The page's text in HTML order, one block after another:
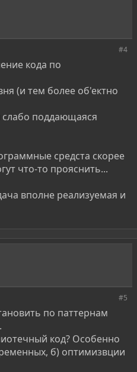
#4
кода по
(и тем более об'ектно
слабо поддающаяся
средста скорее
что-то прояснить...
вполне реализуемая и
#5
по паттернам
код? Особенно
б) оптимизвции